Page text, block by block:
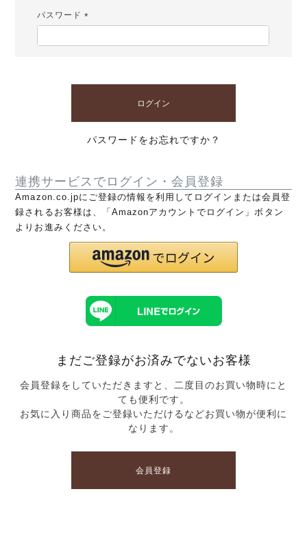
パスワード
ログイン
パスワードをお忘れですか？
連携サービスでログイン・会員登録
Amazon.co.jpにご登録の情報を利用してログインまたは会員登
録されるお客様は、「Amazonアカウントでログイン」ボタン
よりお進みください。
まだご登録がお済みでないお客様
会員登録をしていただきますと、二度目のお買い物時にと
ても便利です。
お気に入り商品をご登録いただけるなどお買い物が便利に
なります。
会員登録